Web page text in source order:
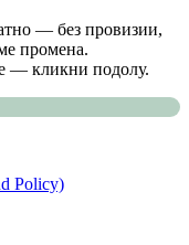
— без провизии,
промена.
— кликни подолу.
Policy)